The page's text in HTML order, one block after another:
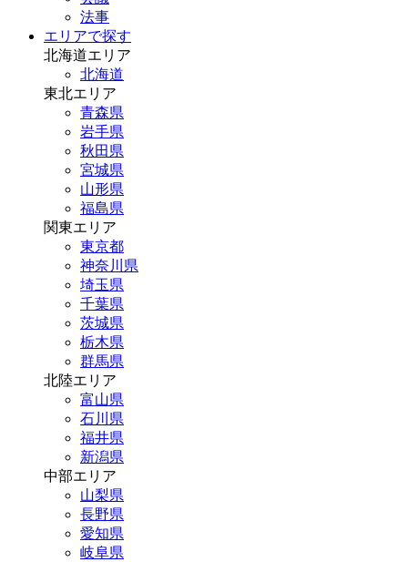
法事
エリアで探す
北海道エリア
北海道
東北エリア
青森県
岩手県
秋田県
宮城県
山形県
福島県
関東エリア
東京都
神奈川県
埼玉県
千葉県
茨城県
栃木県
群馬県
北陸エリア
富山県
石川県
福井県
新潟県
中部エリア
山梨県
長野県
愛知県
岐阜県